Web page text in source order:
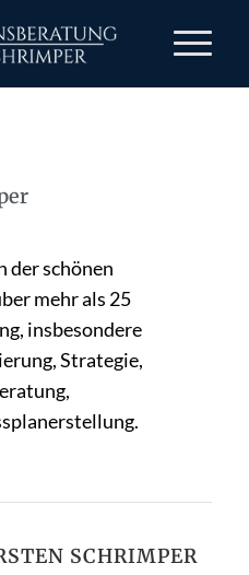
der schönen
mehr als 25
insbesondere
Strategie,
SCHRIMPER